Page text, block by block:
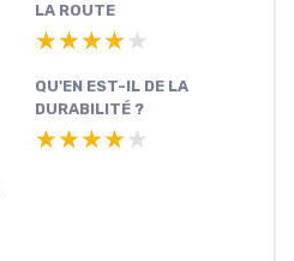
LA ROUTE
★★★★★
★★★★★
QU'EN EST-IL DE LA
DURABILITÉ ?
★★★★★
★★★★★